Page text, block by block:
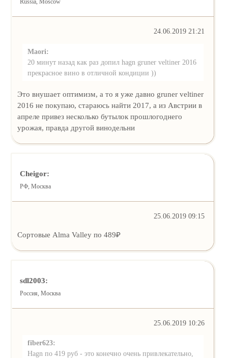
Russia, Moscow
24.06.2019 21:21
Maori:
20 минут назад как раз допил hagn gruner veltiner 2016
прекрасное вино в отличной кондиции ))
Это внушает оптимизм, а то я уже давно gruner veltiner
2016 не покупаю, стараюсь найти 2017, а из Австрии в
апреле привез несколько бутылок прошлогоднего
урожая, правда другой винодельни
Cheigor:
РФ, Москва
25.06.2019 09:15
Сортовые Alma Valley по 489₽
sdl2003:
Россия, Москва
25.06.2019 10:26
fiber623:
Hagn по 419 руб - это конечно очень привлекательно,